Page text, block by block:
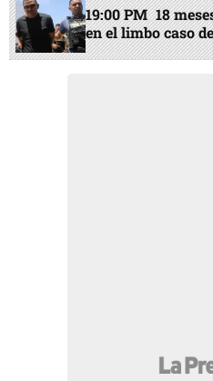
19:00 PM 18
en el limbo caso